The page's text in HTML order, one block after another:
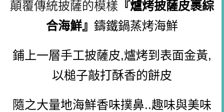
顛覆傳統披薩的模樣 『爐烤披薩皮裹綜
合海鮮』 鑄鐵鍋蒸烤海鮮
鋪上一層手工披薩皮,爐烤到表面金黃,
以槌子敲打酥香的餅皮
隨之大量地海鮮香味撲鼻..趣味與美味